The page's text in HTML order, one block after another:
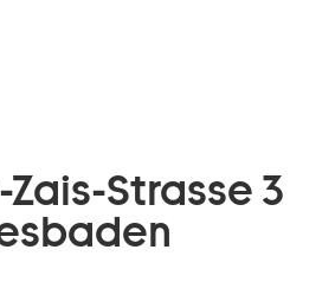
Strasse 3